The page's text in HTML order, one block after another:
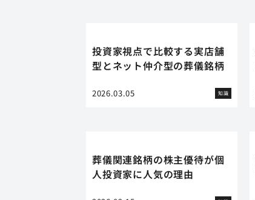
投資家視点で比較する実店舗
型とネット仲介型の葬儀銘柄
2026.03.05 知識
葬儀関連銘柄の株主優待が個
人投資家に人気の理由